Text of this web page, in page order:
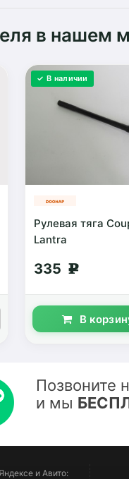
в нашем
✓ В наличии
Рулевая тяга
Lantra
335 g
В
Позвоните
и мы
и Авито: